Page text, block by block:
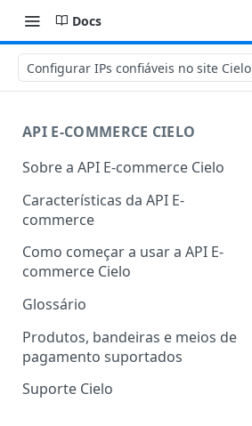
Docs
Configurar IPs confiáveis no site Cielo
API E-COMMERCE CIELO
Sobre a API E-commerce Cielo
Características da API E-
commerce
Como começar a usar a API E-
commerce Cielo
Glossário
Produtos, bandeiras e meios de
pagamento suportados
Suporte Cielo